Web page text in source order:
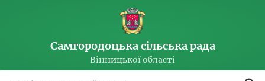
Самгородоцька сільська рада
Вінницької області